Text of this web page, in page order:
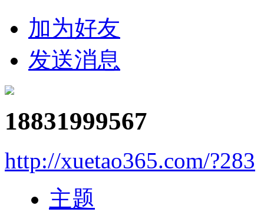
加为好友
发送消息
18831999567
http://xuetao365.com/?283
主题